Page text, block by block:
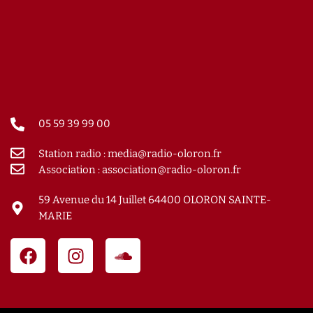
05 59 39 99 00
Station radio : media@radio-oloron.fr
Association : association@radio-oloron.fr
59 Avenue du 14 Juillet 64400 OLORON SAINTE-
MARIE